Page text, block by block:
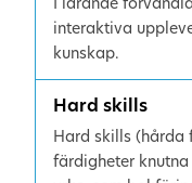
interaktiva
kunskap.
Hard skills
Hard skills (hårda
färdigheter